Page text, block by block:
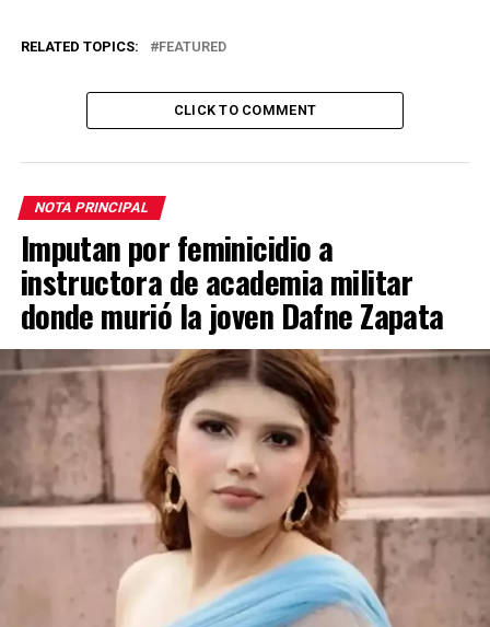
RELATED TOPICS: FEATURED
CLICK TO COMMENT
NOTA PRINCIPAL
Imputan por feminicidio a
instructora de academia militar
donde murió la joven Dafne Zapata